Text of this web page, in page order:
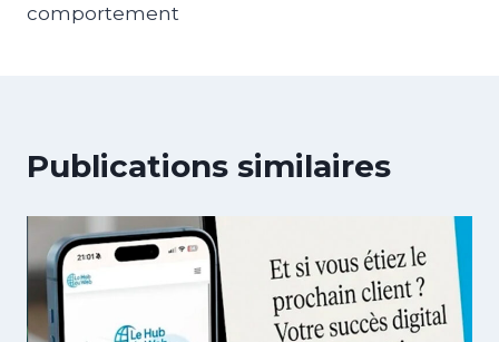
comportement
Publications similaires